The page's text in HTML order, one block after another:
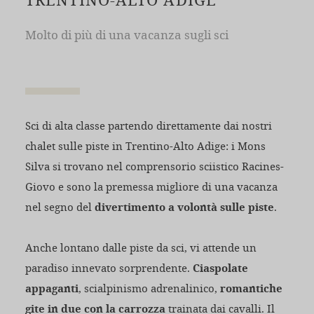
Molto di più di una vacanza sugli sci
Sci di alta classe partendo direttamente dai nostri
chalet sulle piste in Trentino-Alto Adige: i Mons
Silva si trovano nel comprensorio sciistico Racines-
Giovo e sono la premessa migliore di una vacanza
nel segno del divertimento a volontà sulle piste.
Anche lontano dalle piste da sci, vi attende un
paradiso innevato sorprendente. Ciaspolate
appaganti, scialpinismo adrenalinico, romantiche
gite in due con la carrozza trainata dai cavalli. Il